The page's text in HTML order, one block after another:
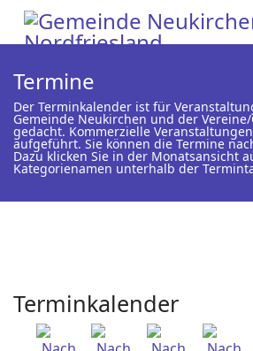
Termine
Der Terminkalender ist für
Gemeinde Neukirchen und der
gedacht. Kommerzielle
aufgeführt. Sie können die Termine
Dazu klicken Sie in der Monatsansicht
Kategorienamen unterhalb der
Terminkalender